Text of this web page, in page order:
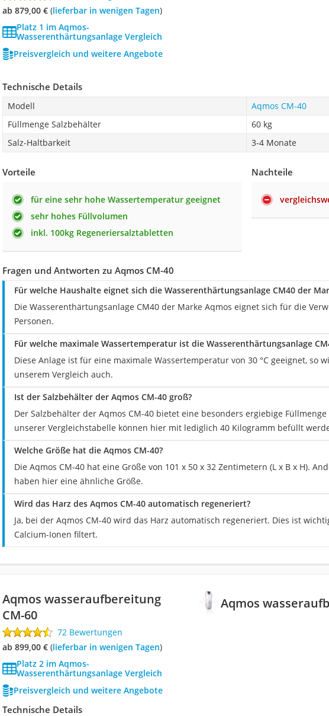
ab 879,00 €( Lieferbar in wenigen Tagen)
Platz 1 im Aqmos-
Wasserenthärtungsanlage Vergleich
Preisvergleich und weitere Angebote
Technische Details
Modell
Aqmos CM-40
Füllmenge Salzbehälter
60 kg
Salz-Haltbarkeit
3-4 Monate
Vorteile
für eine sehr hohe Wassertemperatur geeignet
sehr hohes Füllvolumen
inkl. 100kg Regeneriersalztabletten
Nachteile
Fragen und Antworten zu Aqmos CM-40
Für welche Haushalte eignet sich die Wasserenthärtungsanlage CM40 der
Die Wasserenthärtungsanlage CM40 der Marke Aqmos eignet sich für die
Personen.
Für welche maximale Wassertemperatur ist die Wasserenthärtungsanlage
Diese Anlage ist für eine maximale Wassertemperatur von 30 °C geeignet, so
unserem Vergleich auch.
Ist der Salzbehälter der Aqmos CM-40 groß?
Der Salzbehälter der Aqmos CM-40 bietet eine besonders ergiebige
unserer Vergleichstabelle können hier mit lediglich 40 Kilogramm befüllt
Welche Größe hat die Aqmos CM-40?
Die Aqmos CM-40 hat eine Größe von 101 x 50 x 32 Zentimetern (L x B x H).
haben hier eine ähnliche Größe.
Wird das Harz des Aqmos CM-40 automatisch regeneriert?
Ja, bei der Aqmos CM-40 wird das Harz automatisch regeneriert. Dies ist
Calcium-Ionen filtert.
Aqmos
Aqmos wasseraufbereitung
CM-60
72 Bewertungen
ab 899,00 €( Lieferbar in wenigen Tagen)
Platz 2 im Aqmos-
Wasserenthärtungsanlage Vergleich
Preisvergleich und weitere Angebote
Technische Details